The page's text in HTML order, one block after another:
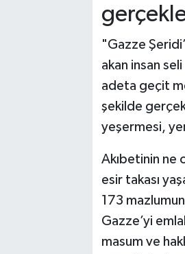
"Gazze
akan insan
adeta geçit
şekilde
yeşermesi,
Akıbetinin ne
esir takası
173 mazlumun
Gazze’yi
masum ve